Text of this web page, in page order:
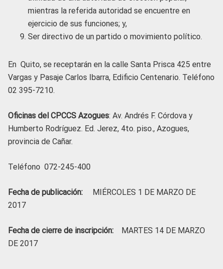
mientras la referida autoridad se encuentre en
ejercicio de sus funciones; y,
Ser directivo de un partido o movimiento político.
En Quito, se receptarán en la calle Santa Prisca 425 entre
Vargas y Pasaje Carlos Ibarra, Edificio Centenario. Teléfono
02 395-7210.
Oficinas del CPCCS Azogues: Av. Andrés F. Córdova y
Humberto Rodríguez. Ed. Jerez, 4to. piso., Azogues,
provincia de Cañar.
Teléfono 072-245-400
Fecha de publicación:
MIÉRCOLES 1 DE MARZO DE
2017
Fecha de cierre de inscripción: MARTES 14 DE MARZO
DE 2017